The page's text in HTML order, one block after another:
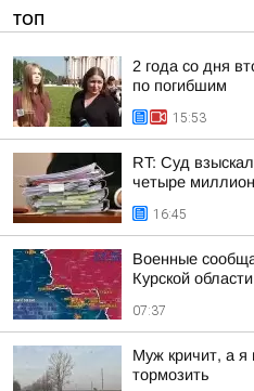
ТОП
2 года со дня
по погибшим
15:53
RT: Суд
четыре
16:45
Военные
Курской
07:37
Муж кричит, а
тормозить